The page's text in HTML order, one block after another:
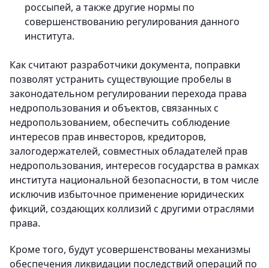
россыпей, а также другие нормы по
совершенствованию регулирования данного
института.
Как считают разработчики документа, поправки
позволят устранить существующие пробелы в
законодательном регулировании перехода права
недропользования и объектов, связанных с
недропользованием, обеспечить соблюдение
интересов прав инвесторов, кредиторов,
залогодержателей, совместных обладателей прав
недропользования, интересов государства в рамках
института национальной безопасности, в том числе
исключив избыточное применение юридических
фикций, создающих коллизий с другими отраслями
права.
Кроме того, будут усовершенствованы механизмы
обеспечения ликвидации последствий операций по